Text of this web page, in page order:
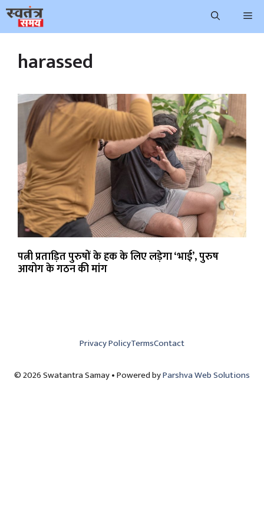
Skip
harassed
पत्नी प्रताड़ित पुरुषों के हक के लिए लड़ेगा ‘भाई’, पुरुष
आयोग के गठन की मांग
© 2026 Swatantra Samay • Powered byParshva Web Solutions
Privacy PolicyTermsContact